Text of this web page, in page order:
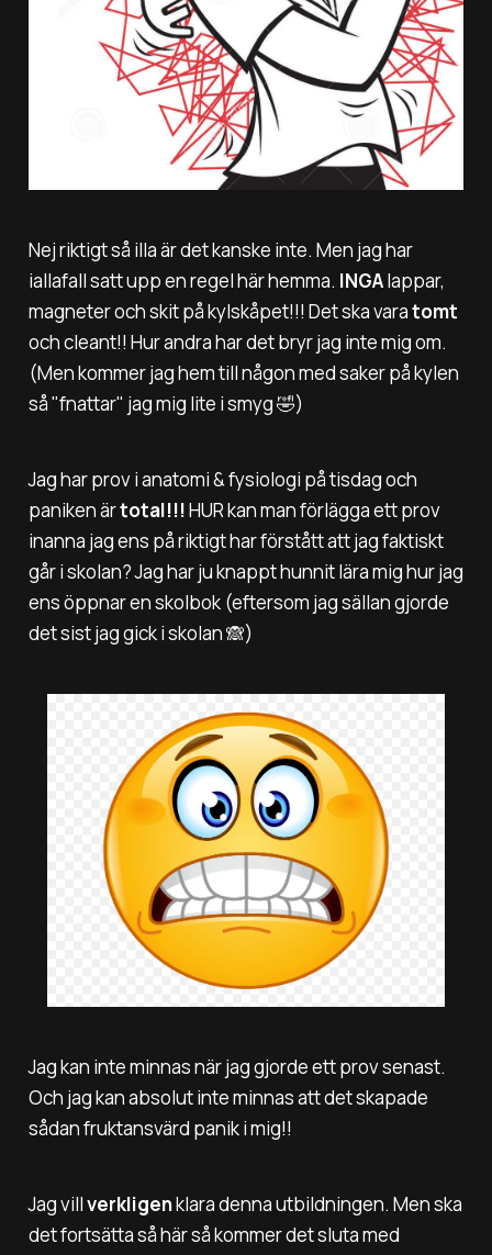
Nejriktigtså illa är det kanske inte. Men jag har
iallafall satt upp en regel här hemma. INGAlappar,
magneter och skit på kylskåpet!!! Det ska varatomt
och cleant!! Hur andra har det bryr jag inte mig om.
(Men kommer jag hem till någon med saker på kylen
så "fnattar" jag mig lite i smyg 🤣)
Jag har prov i anatomi & fysiologi på tisdag och
paniken ärtotal!!!HUR kan man förlägga ett prov
inanna jag ens på riktigt har förstått att jag faktiskt
går i skolan? Jag har ju knappt hunnit lära mig hur jag
ens öppnar en skolbok (eftersom jag sällan gjorde
det sist jag gick i skolan 🙈)
Jag kan inte minnas när jag gjorde ett prov senast.
Och jag kan absolut inte minnas att det skapade
sådan fruktansvärd panik i mig!!
Jag villverkligenklara denna utbildningen. Men ska
det fortsätta så här så kommer det sluta med